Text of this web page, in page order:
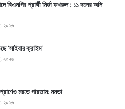
বিএনপির প্রার্থী মির্জা ফখরুল : ১১ দলের অলি
২০২৬
‘সাইবার ক্রাইম’
২০২৬
মরতে পারতাম: মমতা
২০২৬